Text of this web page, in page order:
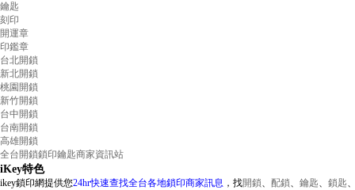
鑰匙
刻印
開運章
印鑑章
台北開鎖
新北開鎖
桃園開鎖
新竹開鎖
台中開鎖
台南開鎖
高雄開鎖
全台開鎖鎖印鑰匙商家資訊站
iKey特色
ikey鎖印網提供您24hr快速查找全台各地鎖印商家訊息 ，找開鎖、 配鎖、 鑰匙、 鎖匙